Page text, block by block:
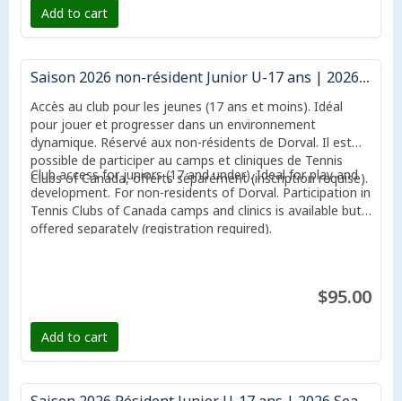
Add to cart
Saison 2026 non-résident Junior U-17 ans | 2026 Season non-resident Junior U-17
Accès au club pour les jeunes (17 ans et moins). Idéal
pour jouer et progresser dans un environnement
dynamique. Réservé aux non-résidents de Dorval. Il est
possible de participer au camps et cliniques de Tennis
Clubs of Canada, offerts séparément (inscription requise).
Club access for juniors (17 and under). Ideal for play and
development. For non-residents of Dorval. Participation in
Tennis Clubs of Canada camps and clinics is available but
offered separately (registration required).
$95.00
Add to cart